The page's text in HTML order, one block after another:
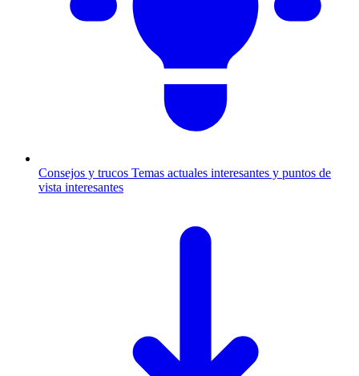
Consejos y trucos Temas actuales interesantes y puntos de
vista interesantes